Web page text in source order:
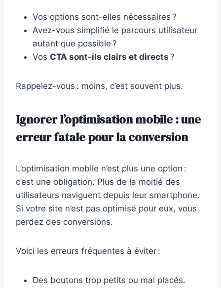
Vos options sont-elles nécessaires ?
Avez-vous simplifié le parcours utilisateur
autant que possible ?
Vos CTA sont-ils clairs et directs ?
Rappelez-vous : moins, c’est souvent plus.
Ignorer l’optimisation mobile : une
erreur fatale pour la conversion
L’optimisation mobile n’est plus une option :
c’est une obligation. Plus de la moitié des
utilisateurs naviguent depuis leur smartphone.
Si votre site n’est pas optimisé pour eux, vous
perdez des conversions.
Voici les erreurs fréquentes à éviter :
Des boutons trop petits ou mal placés.